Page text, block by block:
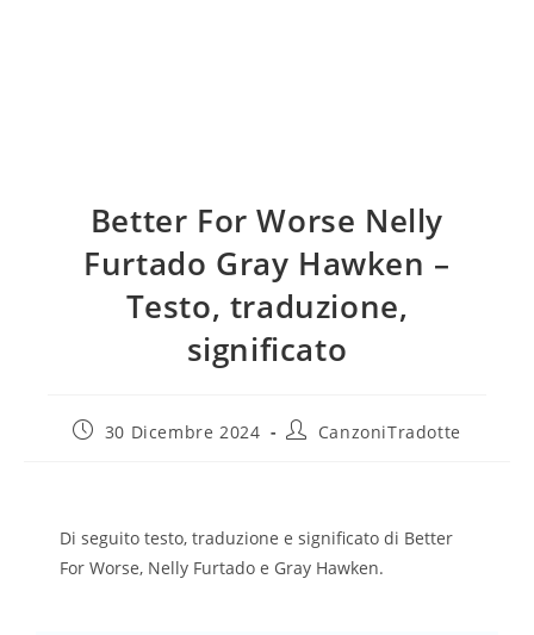
Better For Worse Nelly
Furtado Gray Hawken –
Testo, traduzione,
significato
30 Dicembre 2024 CanzoniTradotte
Di seguito testo, traduzione e significato di Better
For Worse, Nelly Furtado e Gray Hawken.